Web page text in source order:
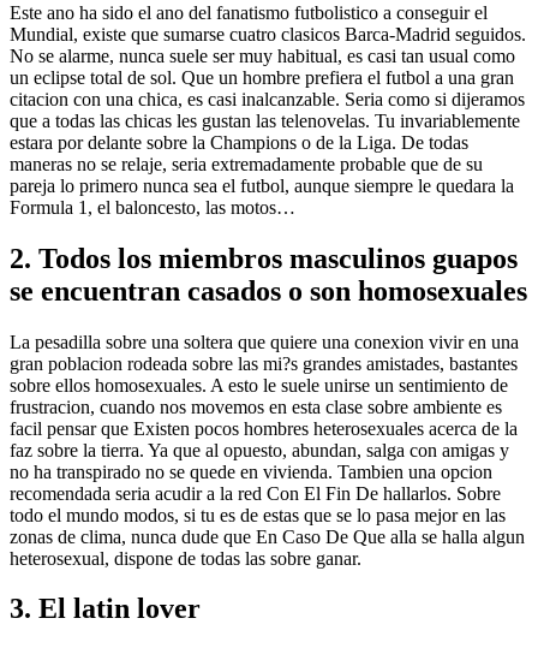
Este ano ha sido el ano del fanatismo futbolistico a conseguir el
Mundial, existe que sumarse cuatro clasicos Barca-Madrid seguidos.
No se alarme, nunca suele ser muy habitual, es casi tan usual como
un eclipse total de sol. Que un hombre prefiera el futbol a una gran
citacion con una chica, es casi inalcanzable. Seri­a como si dijeramos
que a todas las chicas les gustan las telenovelas. Tu invariablemente
estara por delante sobre la Champions o de la Liga. De todas
maneras no se relaje, seri­a extremadamente probable que de su
pareja lo primero nunca sea el futbol, aunque siempre le quedara la
Formula 1, el baloncesto, las motos…
2. Todos los miembros masculinos guapos
se encuentran casados o son homosexuales
La pesadilla sobre una soltera que quiere una conexion vivir en una
gran poblacion rodeada sobre las mi?s grandes amistades, bastantes
sobre ellos homosexuales. A esto le suele unirse un sentimiento de
frustracion, cuando nos movemos en esta clase sobre ambiente es
facil pensar que Existen pocos hombres heterosexuales acerca de la
faz sobre la tierra. Ya que al opuesto, abundan, salga con amigas y
no ha transpirado no se quede en vivienda. Tambien una opcion
recomendada seri­a acudir a la red Con El Fin De hallarlos. Sobre
todo el mundo modos, si tu es de estas que se lo pasa mejor en las
zonas de clima, nunca dude que En Caso De Que alla se halla algun
heterosexual, dispone de todas las sobre ganar.
3. El latin lover